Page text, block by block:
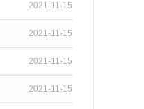
2021-11-15
2021-11-15
2021-11-15
2021-11-15